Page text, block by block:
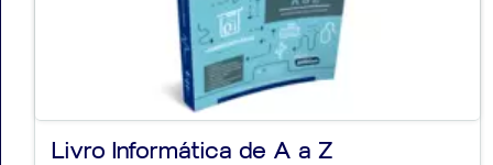
Livro Informática de A a Z